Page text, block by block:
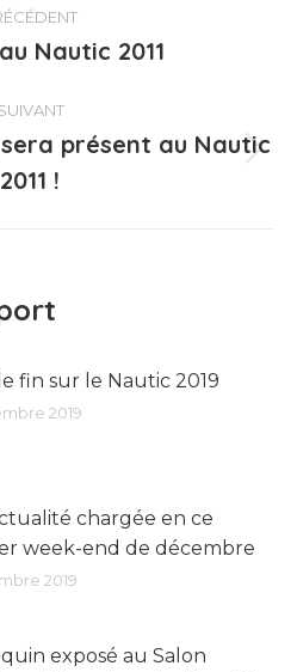
Article
:
au Nautic 2011
Article
suivant
présent au Nautic
2011 !
fin sur le Nautic 2019
2019
chargée en ce
week-end de décembre
2019
exposé au Salon